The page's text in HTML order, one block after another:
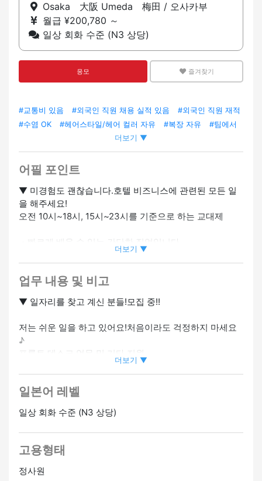
Osaka 大阪 Umeda 梅田 / 오사카부
월급 ¥200,780 ～
일상 회화 수준 (N3 상당)
응모 즐겨찾기
#교통비 있음 #외국인 직원 채용 실적 있음
#외국인 직원 재적
#수염 OK
#헤어스타일/헤어 컬러 자유 #복장 자유
#팀에서
#네일 OK #LGBTQ+ 프렌들리
우대
#미경험 OK #트레이닝 있음 #특정기능자 고용 기업
더보기 ▼
어필 포인트
▼ 미경험도 괜찮습니다.호텔 비즈니스에 관련된 모든 일
을 해주세요!
오전 10시~18시, 15시~23시를 기준으로 하는 교대제
・빠르게 배울 수 있는 간단한 직업입니다.
・영어 인터뷰도 OK (초기 인터뷰)
더보기 ▼
업무 내용 및 비고
▼ 일자리를 찾고 계신 분들!모집 중!!
저는 쉬운 일을 하고 있어요!처음이라도 걱정하지 마세요
♪
프론트 데스크 업무 및 기타 지원
작업이 매우 간단하기 때문에 빈칸이 있는 사람도 괜찮습
교육도 있으니 걱정하지 마세요 ☆
전국 각지 모집 중!!
20대부터 60대까지 다양한 연령대의 외국인 직원이 활약
하고 있습니다 ♪
☆ 장점 ☆
더보기 ▼
일본어 레벨
일상 회화 수준 (N3 상당)
고용형태
정사원